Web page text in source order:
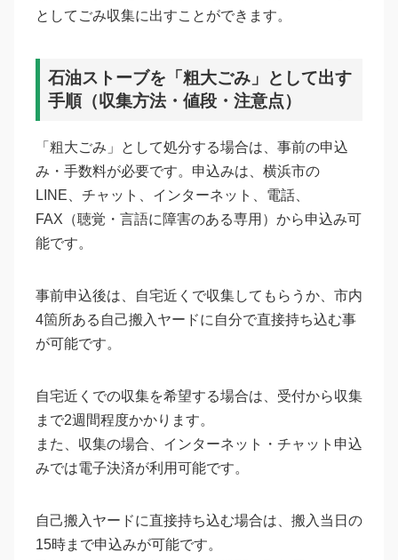
としてごみ収集に出すことができます。
石油ストーブを「粗大ごみ」として出す
手順（収集方法・値段・注意点）
「粗大ごみ」として処分する場合は、事前の申込
み・手数料が必要です。申込みは、横浜市の
LINE、チャット、インターネット、電話、
FAX（聴覚・言語に障害のある専用）から申込み可
能です。
事前申込後は、自宅近くで収集してもらうか、市内
4箇所ある自己搬入ヤードに自分で直接持ち込む事
が可能です。
自宅近くでの収集を希望する場合は、受付から収集
まで2週間程度かかります。
また、収集の場合、インターネット・チャット申込
みでは電子決済が利用可能です。
自己搬入ヤードに直接持ち込む場合は、搬入当日の
15時まで申込みが可能です。